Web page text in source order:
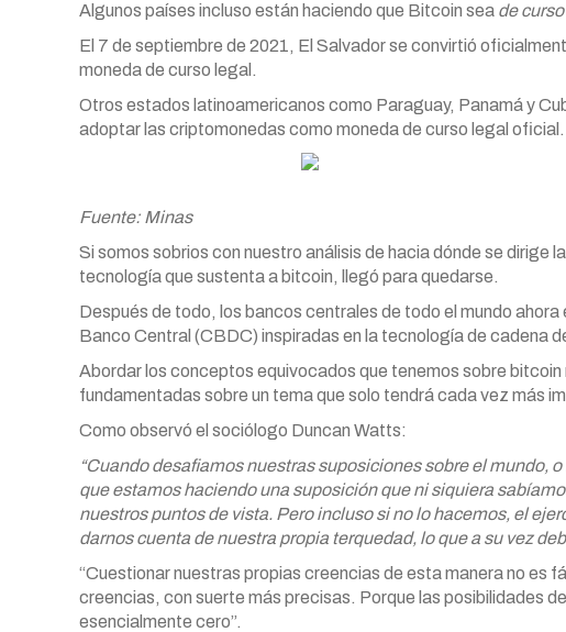
Algunos países incluso están haciendo que Bitcoin sea de
El 7 de septiembre de 2021, El Salvador se convirtió
moneda de curso legal.
Otros estados latinoamericanos como Paraguay, Panamá y
adoptar las criptomonedas como moneda de curso legal oficial.
Fuente: Minas
Si somos sobrios con nuestro análisis de hacia dónde se dirige
tecnología que sustenta a bitcoin, llegó para quedarse.
Después de todo, los bancos centrales de todo el mundo
Banco Central (CBDC) inspiradas en la tecnología de cadena
Abordar los conceptos equivocados que tenemos sobre
fundamentadas sobre un tema que solo tendrá cada vez más
Como observó el sociólogo Duncan Watts:
“Cuando desafiamos nuestras suposiciones sobre el mundo,
que estamos haciendo una suposición que ni siquiera
nuestros puntos de vista. Pero incluso si no lo hacemos, el
darnos cuenta de nuestra propia terquedad, lo que a su vez
“Cuestionar nuestras propias creencias de esta manera no es
creencias, con suerte más precisas. Porque las posibilidades
esencialmente cero”.